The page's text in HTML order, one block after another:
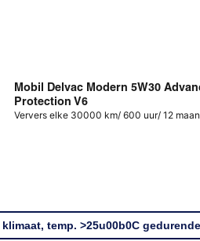
Mobil Delvac Modern 5W30
Protection V6
Ververs elke 30000 km/ 600 uur/ 12
klimaat, temp. >25u00b0C